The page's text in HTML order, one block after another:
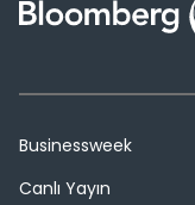
Businessweek
Canlı Yayın